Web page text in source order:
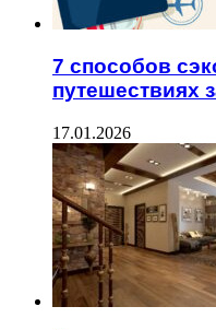
7 способов
путешествиях
17.01.2026